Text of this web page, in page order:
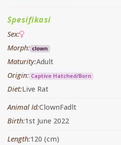
Spesifikasi
Sex:
Morph: clown
Maturity:Adult
Origin: Captive Hatched/Born
Diet:Live Rat
Animal Id:ClownFadlt
Birth:1st June 2022
Length:120 (cm)